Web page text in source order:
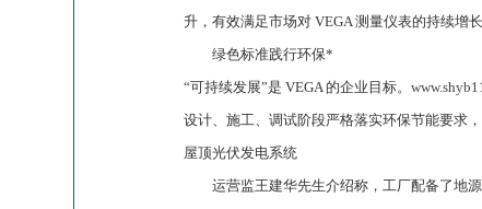
升，有效满足市场对 VEGA 测量仪表的持续增长
绿色标准践行环保*
“可持续发展”是 VEGA 的企业目标。
设计、施工、调试阶段严格落实环保节能要求
屋顶光伏发电系统
运营监王建华先生介绍称，工厂配备了地源